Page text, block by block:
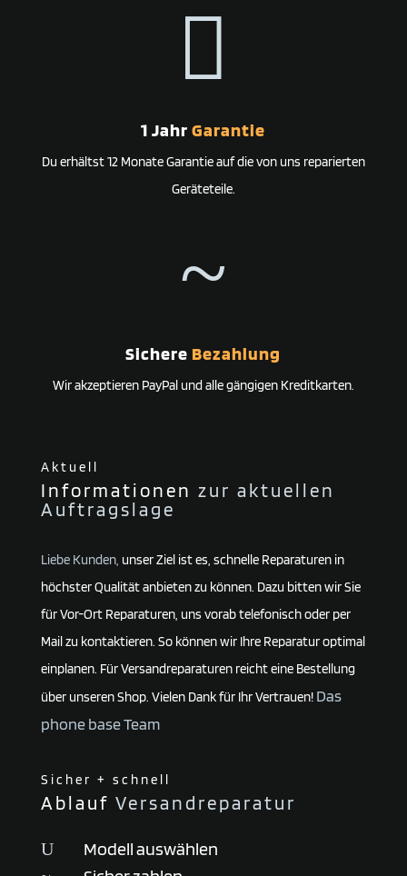

1 JahrGarantie
Du erhältst 12 Monate Garantie auf die von uns reparierten
Geräteteile.
~
Sichere Bezahlung
Wir akzeptieren PayPal und alle gängigen Kreditkarten.
Aktuell
Informationen zur aktuellen
Auftragslage
Liebe Kunden, unser Ziel ist es, schnelle Reparaturen in
höchster Qualität anbieten zu können. Dazu bitten wir Sie
für Vor-Ort Reparaturen, uns vorab telefonisch oder per
Mail zu kontaktieren. So können wir Ihre Reparatur optimal
einplanen. Für Versandreparaturen reicht eine Bestellung
über unseren Shop. Vielen Dank für Ihr Vertrauen! Das
phone base Team
Sicher + schnell
Ablauf Versandreparatur
U Modell auswählen